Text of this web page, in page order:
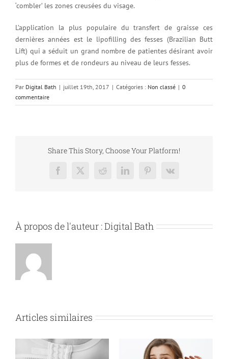
‘combler’ les zones creusées du visage.
L’application la plus populaire du transfert de graisse ces
dernières années est le lipofilling des fesses (Brazilian Butt
Lift) qui a séduit un grand nombre de patientes désirant avoir
plus de formes et de rondeurs au niveau de leurs fesses.
Par Digital Bath | juillet 19th, 2017 | Catégories : Non classé | 0
commentaire
Share This Story, Choose Your Platform!
Facebook
X RedditLinkedInPinterest
Vk
À propos de l'auteur :Digital Bath
Articles similaires